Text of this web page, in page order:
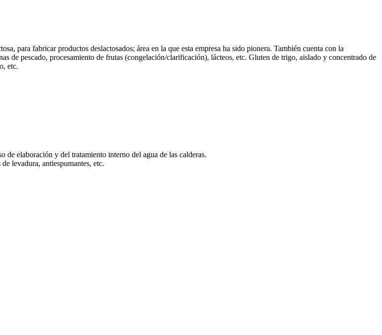
para fabricar productos deslactosados; área en la que esta empresa ha sido pionera. También cuenta con la
de pescado, procesamiento de frutas (congelación/clarificación), lácteos, etc. Gluten de trigo, aislado y concentrado de
etc.
de elaboración y del tratamiento interno del agua de las calderas.
levadura, antiespumantes, etc.